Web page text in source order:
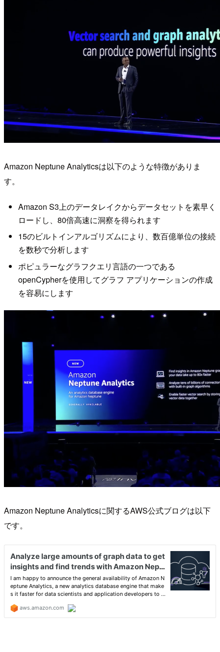
Amazon Neptune Analyticsは以下のような特徴がありま
す。
Amazon S3上のデータレイクからデータセットを素早く
ロードし、80倍高速に洞察を得られます
15のビルトインアルゴリズムにより、数百億単位の接続
を数秒で分析します
ポピュラーなグラフクエリ言語の一つである
openCypherを使用してグラフ アプリケーションの作成
を容易にします
Amazon Neptune Analyticsに関するAWS公式ブログは以下
です。